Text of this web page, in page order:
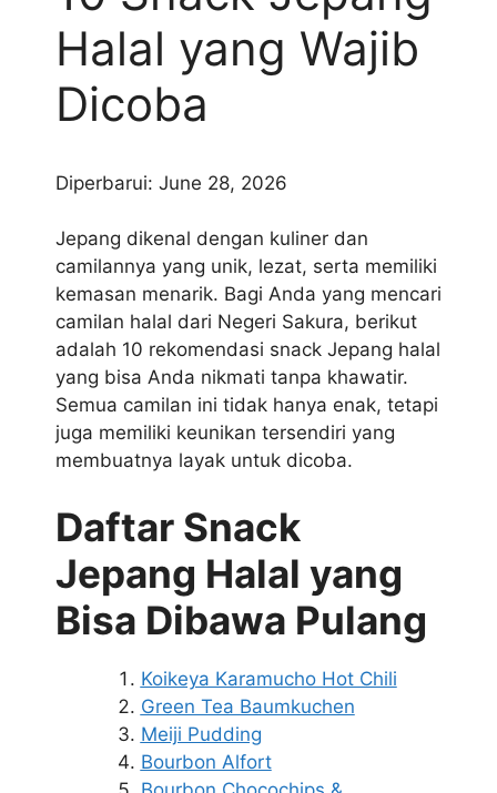
Halal yang Wajib
Dicoba
Diperbarui: June 28, 2026
Jepang dikenal dengan kuliner dan
camilannya yang unik, lezat, serta memiliki
kemasan menarik. Bagi Anda yang mencari
camilan halal dari Negeri Sakura, berikut
adalah 10 rekomendasi snack Jepang halal
yang bisa Anda nikmati tanpa khawatir.
Semua camilan ini tidak hanya enak, tetapi
juga memiliki keunikan tersendiri yang
membuatnya layak untuk dicoba.
Daftar Snack
Jepang Halal yang
Bisa Dibawa Pulang
Koikeya Karamucho Hot Chili
Green Tea Baumkuchen
Meiji Pudding
Bourbon Alfort